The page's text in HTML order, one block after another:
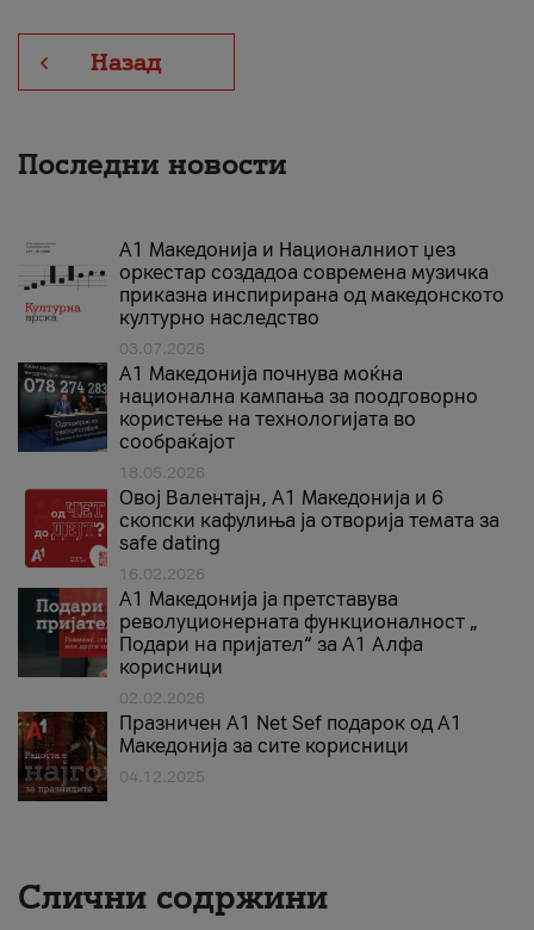
Назад
Последни новости
А1 Македонија и Националниот џез
оркестар создадоа современа музичка
приказна инспирирана од македонското
културно наследство
03.07.2026
A1 Македонија почнува моќна
национална кампања за поодговорно
користење на технологијата во
сообраќајот
18.05.2026
Овој Валентајн, A1 Македонија и 6
скопски кафулиња ја отворија темата за
safe dating
16.02.2026
А1 Македонија ја претставува
револуционерната функционалност „
Подари на пријател“ за А1 Алфа
корисници
02.02.2026
Празничен A1 Net Sеf подарок од А1
Македонија за сите корисници
04.12.2025
Слични содржини